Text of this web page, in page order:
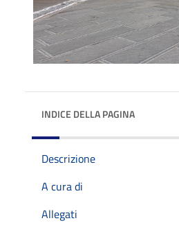
INDICE DELLA PAGINA
Descrizione
A cura di
Allegati